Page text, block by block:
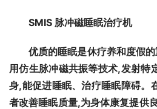
SMIS 脉冲磁睡眠治疗机
优质的睡眠是休疗养和度假
用仿生脉冲磁共振等技术,发射特
身,能促进睡眠、治疗睡眠障碍。
者改善睡眠质量,为身体康复提供